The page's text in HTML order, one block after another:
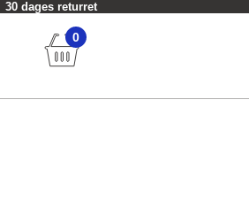
30 dages returret
0